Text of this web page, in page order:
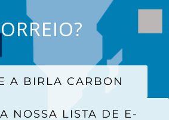
A BIRLA CARBON
NOSSA LISTA DE E-